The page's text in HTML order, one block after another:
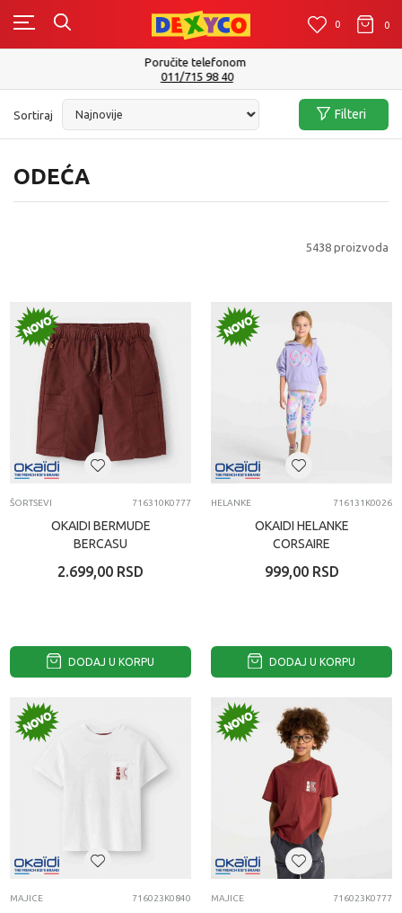
0 0 0
Isporuku možete očekivati u roku od 2 do 4 radna dana!
Pogledaj više
ODEĆA
Sortiraj Filteri
5438 proizvoda
ŠORTSEVI 716310K0777
OKAIDI BERMUDE
BERCASU
2.699,00 RSD
DODAJ U KORPU
HELANKE 716131K0026
OKAIDI HELANKE
CORSAIRE
999,00 RSD
DODAJ U KORPU
MAJICE 716023K0840 MAJICE 716023K0777